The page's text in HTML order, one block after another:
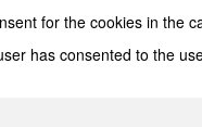
for the cookies in the
has consented to the